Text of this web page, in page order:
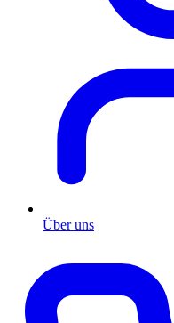
Über uns